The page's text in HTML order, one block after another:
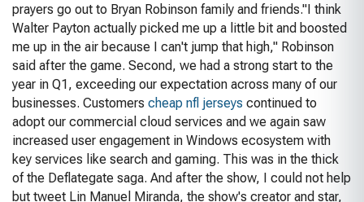
prayers go out to Bryan Robinson family and friends."I think
Walter Payton actually picked me up a little bit and boosted
me up in the air because I can't jump that high," Robinson
said after the game. Second, we had a strong start to the
year in Q1, exceeding our expectation across many of our
businesses. Customers cheap nfl jerseys continued to
adopt our commercial cloud services and we again saw
increased user engagement in Windows ecosystem with
key services like search and gaming. This was in the thick
of the Deflategate saga. And after the show, I could not help
but tweet Lin Manuel Miranda, the show's creator and star,